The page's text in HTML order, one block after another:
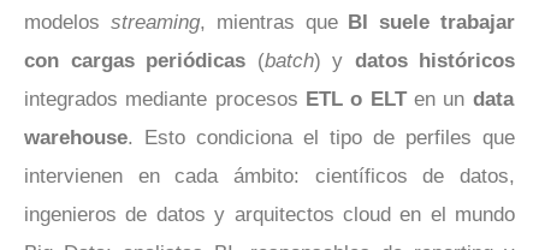
modelos streaming, mientras queBI suele trabajar
con cargas periódicas (batch) y datos históricos
integrados mediante procesos ETL o ELTen un data
warehouse. Esto condiciona el tipo de perfiles que
intervienen en cada ámbito: científicos de datos,
ingenieros de datos y arquitectos cloud en el mundo